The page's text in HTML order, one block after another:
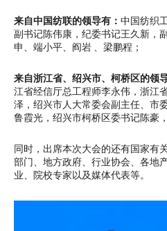
来自中国纺联的领导有： 中国纺织
副书记陈伟康，纪委书记王久新，
申、端小平、阎岩 、梁鹏程；
来自浙江省、绍兴市、柯桥区的领
江省经信厅总工程师李永伟，浙江
泽，绍兴市人大常委会副主任、市
鲁霞光，绍兴市柯桥区委书记陈豪
同时，出席本次大会的还有国家有
部门、地方政府、行业协会、各地
业、院校专家以及媒体代表等。